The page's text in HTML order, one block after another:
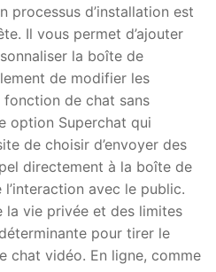
processus d’installation est
Il vous permet d’ajouter
la boîte de
de modifier les
de chat sans
option Superchat qui
de choisir d’envoyer des
directement à la boîte de
avec le public.
la vie privée et des limites
pour tirer le
chat vidéo. En ligne, comme